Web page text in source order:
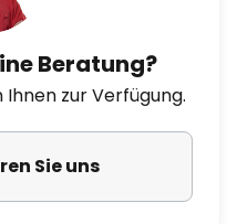
Beratung?
zur Verfügung.
Sie uns